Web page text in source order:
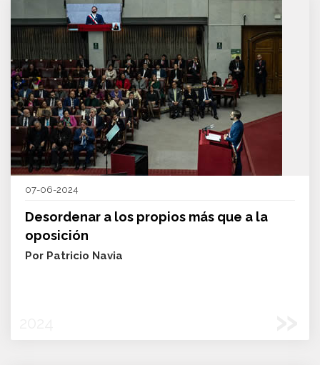
07-06-2024
Desordenar a los propios más que a la
oposición
Por Patricio Navia